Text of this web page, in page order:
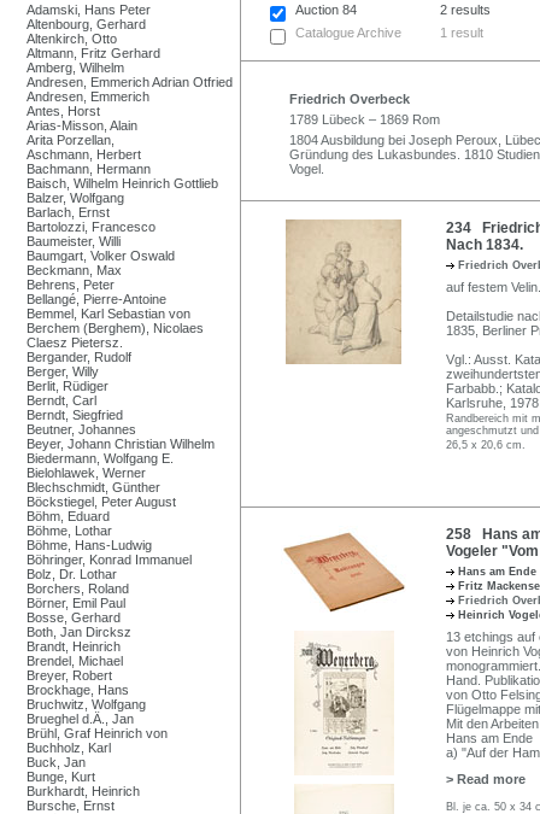
Adamski, Hans Peter
Altenbourg, Gerhard
Altenkirch, Otto
Altmann, Fritz Gerhard
Amberg, Wilhelm
Andresen, Emmerich Adrian Otfried
Andresen, Emmerich
Antes, Horst
Arias-Misson, Alain
Arita Porzellan,
Aschmann, Herbert
Bachmann, Hermann
Baisch, Wilhelm Heinrich Gottlieb
Balzer, Wolfgang
Barlach, Ernst
Bartolozzi, Francesco
Baumeister, Willi
Baumgart, Volker Oswald
Beckmann, Max
Behrens, Peter
Bellangé, Pierre-Antoine
Bemmel, Karl Sebastian von
Berchem (Berghem), Nicolaes
Claesz Pietersz.
Bergander, Rudolf
Berger, Willy
Berlit, Rüdiger
Berndt, Carl
Berndt, Siegfried
Beutner, Johannes
Beyer, Johann Christian Wilhelm
Biedermann, Wolfgang E.
Bielohlawek, Werner
Blechschmidt, Günther
Böckstiegel, Peter August
Böhm, Eduard
Böhme, Lothar
Böhme, Hans-Ludwig
Böhringer, Konrad Immanuel
Bolz, Dr. Lothar
Borchers, Roland
Börner, Emil Paul
Bosse, Gerhard
Both, Jan Dircksz
Brandt, Heinrich
Brendel, Michael
Breyer, Robert
Brockhage, Hans
Bruchwitz, Wolfgang
Brueghel d.Ä., Jan
Brühl, Graf Heinrich von
Buchholz, Karl
Buck, Jan
Bunge, Kurt
Burkhardt, Heinrich
Bursche, Ernst
Auction 84
2 results
Catalogue Archive
1 result
Friedrich Overbeck
1789 Lübeck – 1869 Rom
1804 Ausbildung bei Joseph Peroux,
Gründung des Lukasbundes. 1810
Vogel.
234
Nach 1834.
Friedrich
auf festem
Detailstudie
1835, Berliner
Vgl.: Ausst.
Farbabb.;
Karlsruhe,
Randbereich mit
angeschmutzt
26,5 x 20,6 cm.
258 Hans
Vogeler
Hans am Ende
Fritz
Friedrich
Heinrich
13 etchings auf
von Heinrich
Hand.
von Otto
Flügelmappe
Mit den
Hans am Ende
a) "Auf der
> Read more
Bl. je ca. 50 x 34